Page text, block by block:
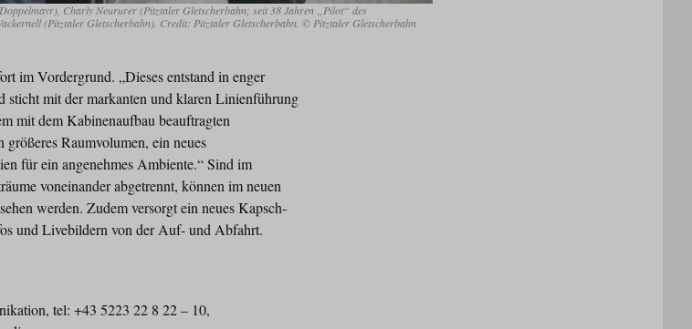
Charly Neururer (Pitztaler Gletscherbahn; seit 38 Jahren „Pilot“ des
(Pitztaler Gletscherbahn). Credit: Pitztaler Gletscherbahn. © Pitztaler Gletscherbahn
im Vordergrund. „Dieses entstand in enger
sticht mit der markanten und klaren Linienführung
mit dem Kabinenaufbau beauftragten
Raumvolumen, ein neues
für ein angenehmes Ambiente.“ Sind im
voneinander abgetrennt, können im neuen
werden. Zudem versorgt ein neues Kapsch-
und Livebildern von der Auf- und Abfahrt.
tel: +43 5223 22 8 22 – 10,